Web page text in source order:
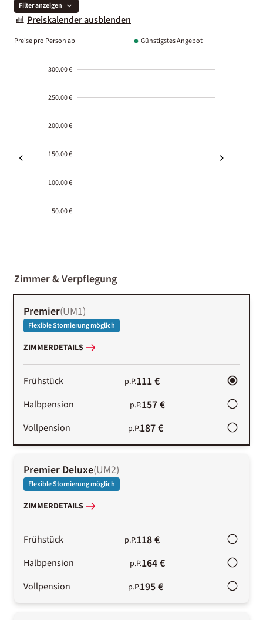
Filter anzeigen
Preiskalender ausblenden
Preise pro Person ab Günstigstes Angebot
300.00 €
250.00 €
200.00 €
150.00 €
100.00 €
50.00 €
01-02
Zimmer & Verpflegung
Premier(UM1)
Flexible Stornierung möglich
ZIMMERDETAILS
Frühstück p.P.111 €
Halbpension p.P.157 €
Vollpension p.P.187 €
Premier Deluxe(UM2)
Flexible Stornierung möglich
ZIMMERDETAILS
Frühstück p.P.118 €
Halbpension p.P.164 €
Vollpension p.P.195 €